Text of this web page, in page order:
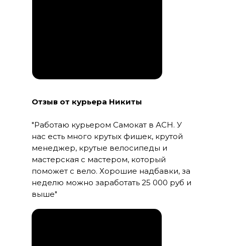
Отзыв от курьера Никиты
"Работаю курьером Самокат в АСН. У
нас есть много крутых фишек, крутой
менеджер, крутые велосипеды и
мастерская с мастером, который
поможет с вело. Хорошие надбавки, за
неделю можно заработать 25 000 руб и
выше"